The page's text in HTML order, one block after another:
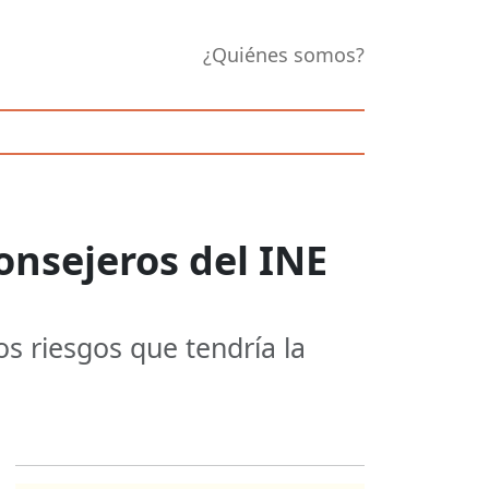
¿Quiénes somos?
del INE
riesgos que tendría la